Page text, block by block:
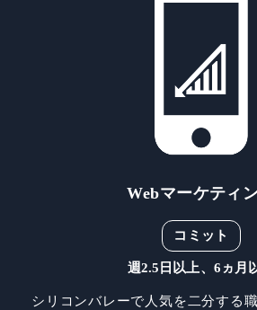
Webマーケティ
コミット
週2.5日以上、6ヵ月
シリコンバレーで人気を二分する